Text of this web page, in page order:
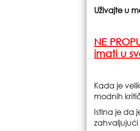
Uživajte u
NE
imati u
Kada je
modnih
Istina je da
zahvaljujući